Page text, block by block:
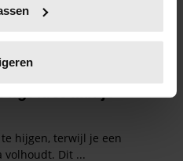
(fingerprinting)
in het
en advertenties te
social media te bieden